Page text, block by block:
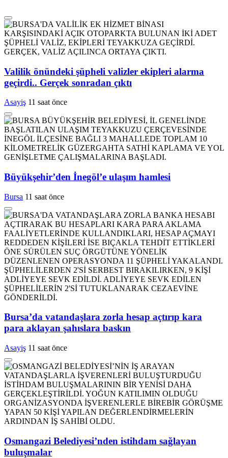
Valilik önündeki şüpheli valizler ekipleri alarma
geçirdi.. Gerçek sonradan çıktı
Asayiş 11 saat önce
Büyükşehir’den İnegöl’e ulaşım hamlesi
Bursa 11 saat önce
Bursa’da vatandaşlara zorla hesap açtırıp kara
para aklayan şahıslara baskın
Asayiş 11 saat önce
Osmangazi Belediyesi’nden istihdam sağlayan
buluşmalar